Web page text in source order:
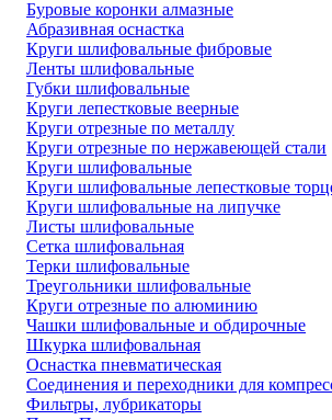
Буровые коронки алмазные
Абразивная оснастка
Круги шлифовальные фибровые
Ленты шлифовальные
Губки шлифовальные
Круги лепестковые веерные
Круги отрезные по металлу
Круги отрезные по нержавеющей стали
Круги шлифовальные
Круги шлифовальные лепестковые
Круги шлифовальные на липучке
Листы шлифовальные
Сетка шлифовальная
Терки шлифовальные
Треугольники шлифовальные
Круги отрезные по алюминию
Чашки шлифовальные и обдирочные
Шкурка шлифовальная
Оснастка пневматическая
Соединения и переходники для
Фильтры, лубрикаторы